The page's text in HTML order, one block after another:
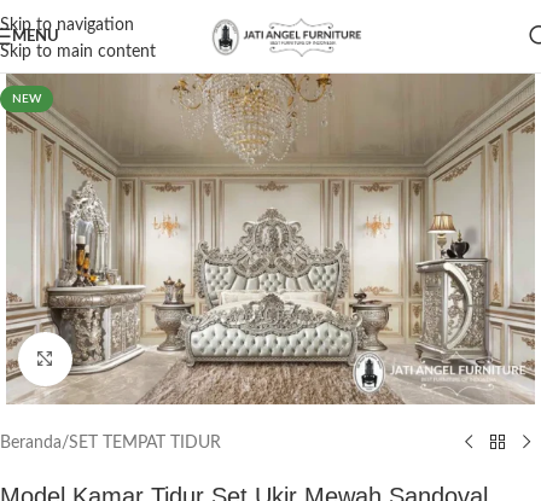
Skip to navigation
Skip to main content
MENU
NEW
Click to enlarge
Beranda/SET TEMPAT TIDUR